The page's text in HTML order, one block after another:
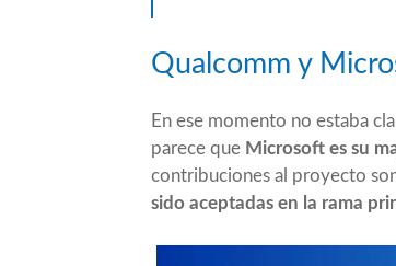
Qualcomm y
En ese momento no estaba
parece que Microsoft es su
contribuciones al proyecto
sido aceptadas en la rama